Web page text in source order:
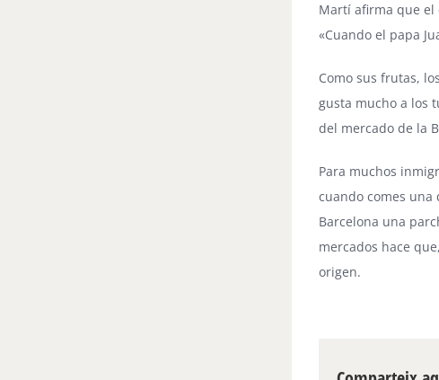
Martí afirma que el
«Cuando el papa
Como sus frutas,
gusta mucho a los
del mercado de la
Para muchos
cuando comes una
Barcelona una
mercados hace
origen.